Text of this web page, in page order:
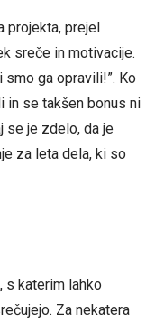
projekta, prejel
sreče in motivacije.
smo ga opravili!”. Ko
in se takšen bonus ni
se je zdelo, da je
za leta dela, ki so
s katerim lahko
Za nekatera